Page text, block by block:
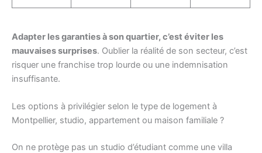
Adapter les garanties à son quartier, c’est éviter les
mauvaises surprises. Oublier la réalité de son secteur, c’est
risquer une franchise trop lourde ou une indemnisation
insuffisante.
Les options à privilégier selon le type de logement à
Montpellier, studio, appartement ou maison familiale ?
On ne protège pas un studio d’étudiant comme une villa